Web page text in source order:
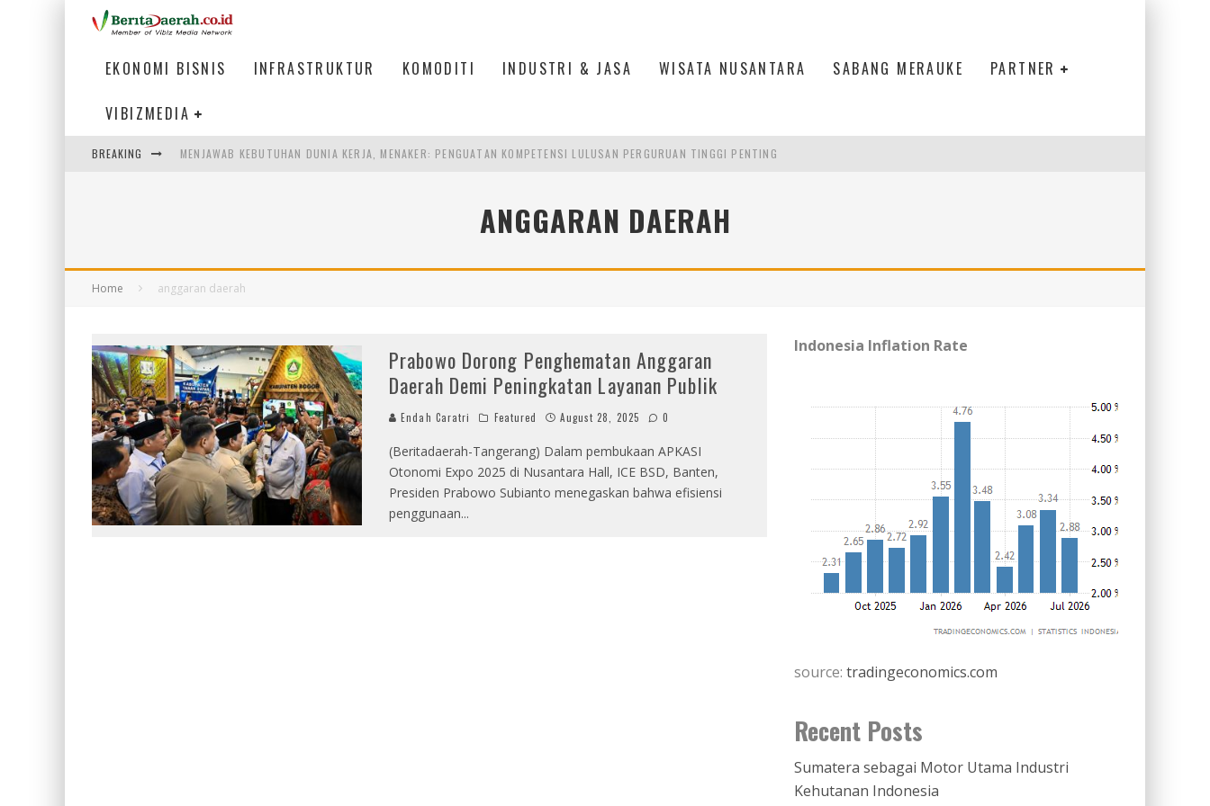
EKONOMI BISNIS INFRASTRUKTUR KOMODITI INDUSTRI & JASA WISATA NUSANTARA SABANG MERAUKE PARTNER
VIBIZMEDIA
BREAKING MENJAWAB KEBUTUHAN DUNIA KERJA, MENAKER: PENGUATAN KOMPETENSI LULUSAN PERGURUAN TINGGI PENTING
ANGGARAN DAERAH
Home anggaran daerah
Prabowo Dorong Penghematan Anggaran
Daerah Demi Peningkatan Layanan Publik
Endah Caratri Featured August 28, 2025 0
(Beritadaerah-Tangerang) Dalam pembukaan APKASI
Otonomi Expo 2025 di Nusantara Hall, ICE BSD, Banten,
Presiden Prabowo Subianto menegaskan bahwa efisiensi
penggunaan...
Indonesia Inflation Rate
source: tradingeconomics.com
Recent Posts
Sumatera sebagai Motor Utama Industri
Kehutanan Indonesia